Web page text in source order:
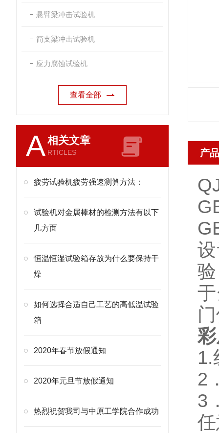
悬臂梁冲击试验机
简支梁冲击试验机
应力腐蚀试验机
查看全部
A相关文章
RTICLES
疲劳试验机疲劳强速测算方法：
试验机对金属棒材的检测方法有以下
几方面
恒温恒湿试验箱存放为什么要保持干
燥
如何选择合适自己工艺的高低温试验
箱
2020年春节放假通知
2020年元旦节放假通知
热烈祝贺我司与中原工学院合作成功
产
1.
2
3